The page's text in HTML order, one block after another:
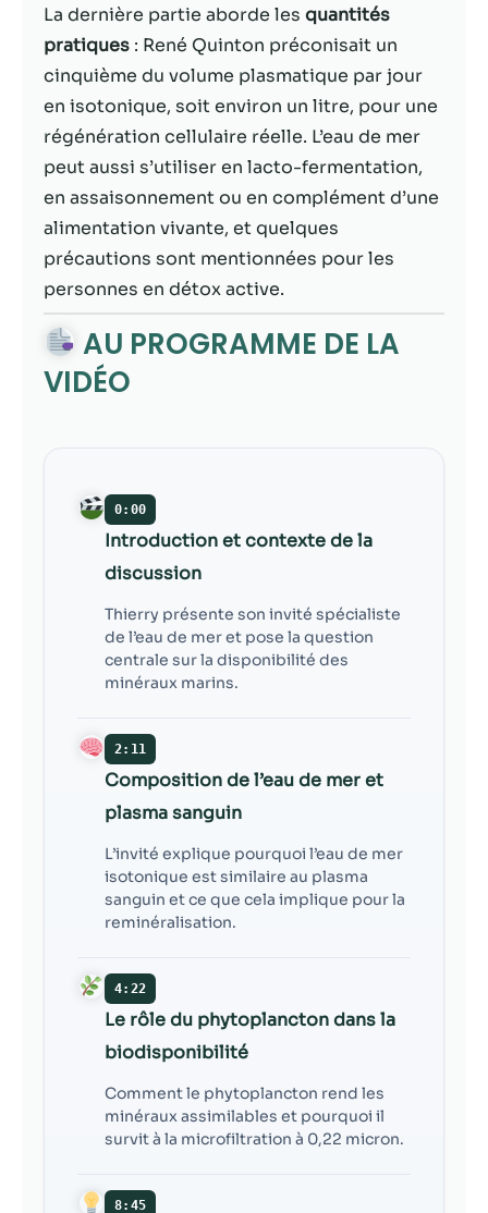
La dernière partie aborde les quantités
pratiques : René Quinton préconisait un
cinquième du volume plasmatique par jour
en isotonique, soit environ un litre, pour une
régénération cellulaire réelle. L’eau de mer
peut aussi s’utiliser en lacto-fermentation,
en assaisonnement ou en complément d’une
alimentation vivante, et quelques
précautions sont mentionnées pour les
personnes en détox active.
AU PROGRAMME DE LA
VIDÉO
0:00
Introduction et contexte de la
discussion
Thierry présente son invité spécialiste
de l’eau de mer et pose la question
centrale sur la disponibilité des
minéraux marins.
2:11
Composition de l’eau de mer et
plasma sanguin
L’invité explique pourquoi l’eau de mer
isotonique est similaire au plasma
sanguin et ce que cela implique pour la
reminéralisation.
4:22
Le rôle du phytoplancton dans la
biodisponibilité
Comment le phytoplancton rend les
minéraux assimilables et pourquoi il
survit à la microfiltration à 0,22 micron.
8:45
En partageant
votre intérêt et
votre
comportement
lorsque vous
visitez notre
site, vous
augmentez les
chances de
voir du
contenu et des
offres